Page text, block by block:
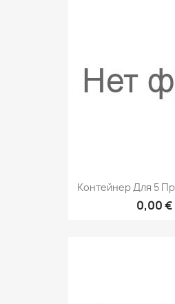
Контейнер Для 5
0,00 €